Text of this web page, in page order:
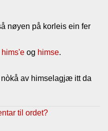
nøyen på korleis ein fer
hims'e og himse.
av himselagjæ itt da
til ordet?